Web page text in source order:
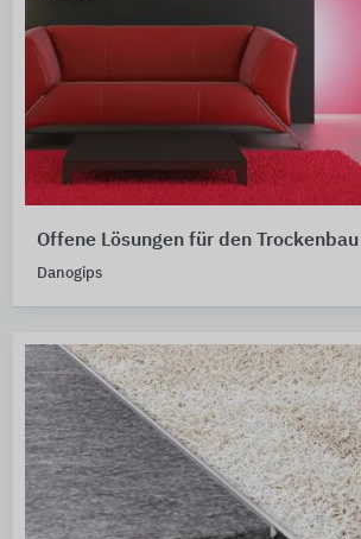
Offene Lösungen für den Trockenbau
Danogips